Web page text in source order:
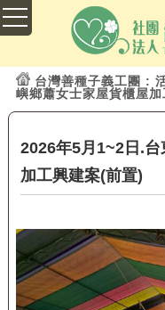
台灣善種子義工團 :
嶼鄉蕭女士家屋貨櫃屋
2026年5月1~2日.
加工興建案(前置)